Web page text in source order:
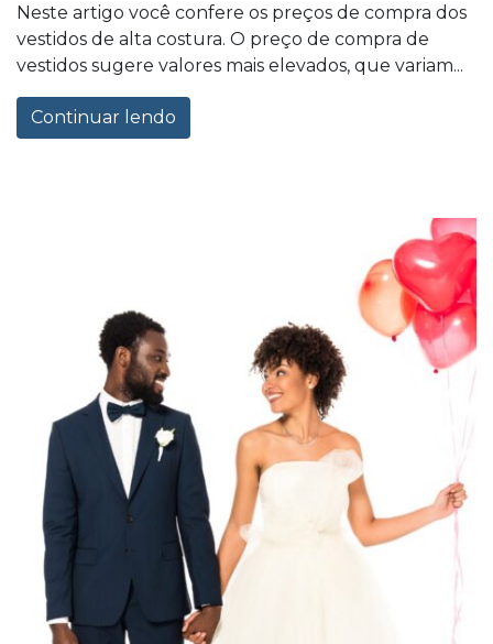
Neste artigo você confere os preços de compra dos
vestidos de alta costura. O preço de compra de
vestidos sugere valores mais elevados, que variam...
Continuar lendo